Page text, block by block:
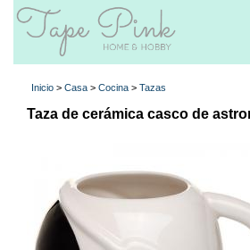
Inicio > Casa > Cocina > Tazas
Taza de cerámica casco de